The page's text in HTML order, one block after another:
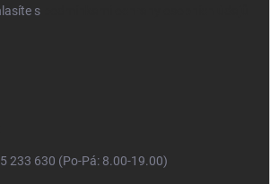
s
233 630 (Po-Pá: 8.00-19.00)